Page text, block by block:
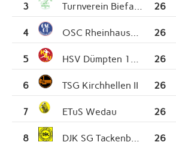
3 Turnverein Biefang III 26
4 OSC Rheinhausen III 26
5 HSV Dümpten 1992 III 26
6 TSG Kirchhellen II 26
7 ETuS Wedau 26
8 DJK SG Tackenberg 26